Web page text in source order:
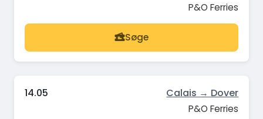
P&O Ferries
Søge
14.05 Calais → Dover
P&O Ferries